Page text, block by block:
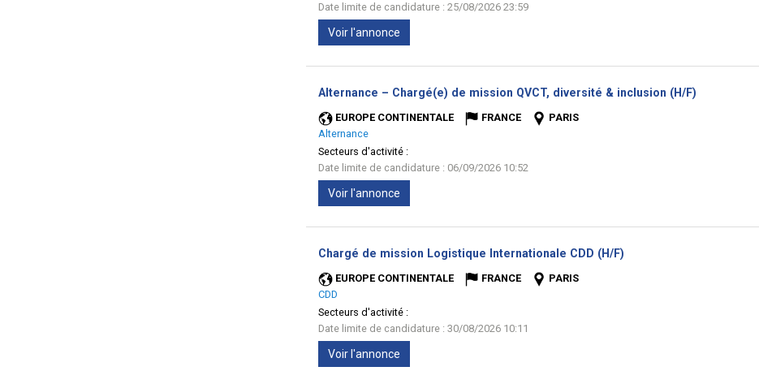
Date limite de candidature : 25/08/2026 23:59
Voir l'annonce
Alternance – Chargé(e) de mission QVCT, diversité & inclusion (H/F)
EUROPE CONTINENTALE FRANCE
PARIS
Alternance
Secteurs d'activité :
Date limite de candidature : 06/09/2026 10:52
Voir l'annonce
Chargé de mission Logistique Internationale CDD (H/F)
EUROPE CONTINENTALE FRANCE
PARIS
CDD
Secteurs d'activité :
Date limite de candidature : 30/08/2026 10:11
Voir l'annonce